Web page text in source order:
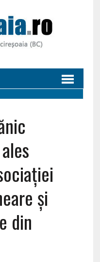
și
din